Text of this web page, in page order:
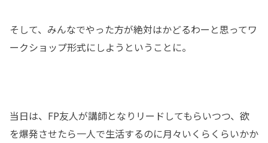
そして、みんなでやった方が絶対はかどるわーと思ってワ
ークショップ形式にしようということに。
当日は、FP友人が講師となりリードしてもらいつつ、欲
を爆発させたら一人で生活するのに月々いくらくらいかか